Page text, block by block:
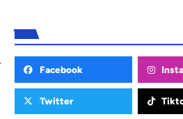
Facebook
Twitter